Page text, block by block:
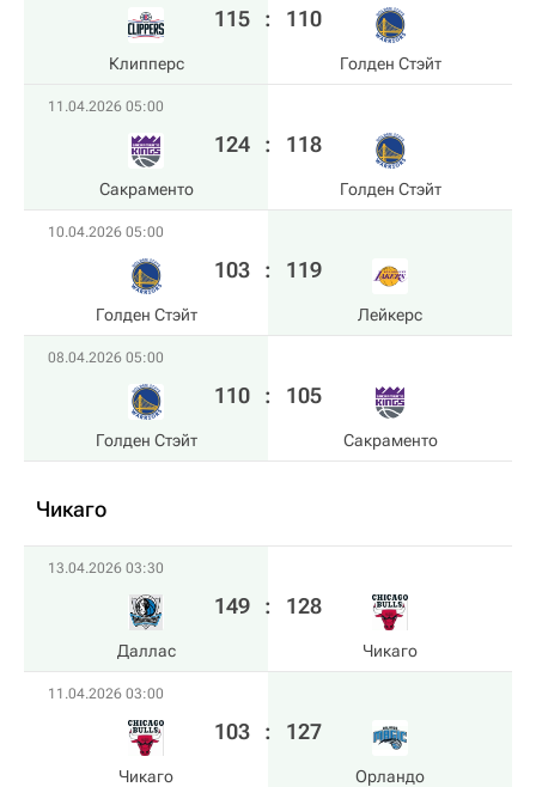
Клипперс
115 : 110
Голден Стэйт
11.04.2026 05:00
Сакраменто
124 : 118
Голден Стэйт
10.04.2026 05:00
Голден Стэйт
103 : 119
Лейкерс
08.04.2026 05:00
Голден Стэйт
110 : 105
Сакраменто
Чикаго
13.04.2026 03:30
Даллас
149 : 128
Чикаго
11.04.2026 03:00
Чикаго
103 : 127
Орландо